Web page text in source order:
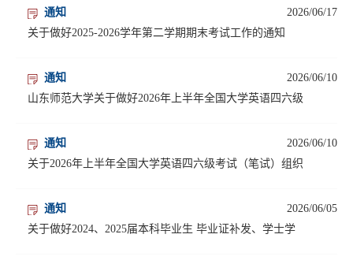
通知
2026/06/17
关于做好2025-2026学年第二学期期末考试工作的通知
通知
2026/06/10
山东师范大学关于做好2026年上半年全国大学英语四六级
通知
2026/06/10
关于2026年上半年全国大学英语四六级考试（笔试）组织
通知
2026/06/05
关于做好2024、2025届本科毕业生 毕业证补发、学士学